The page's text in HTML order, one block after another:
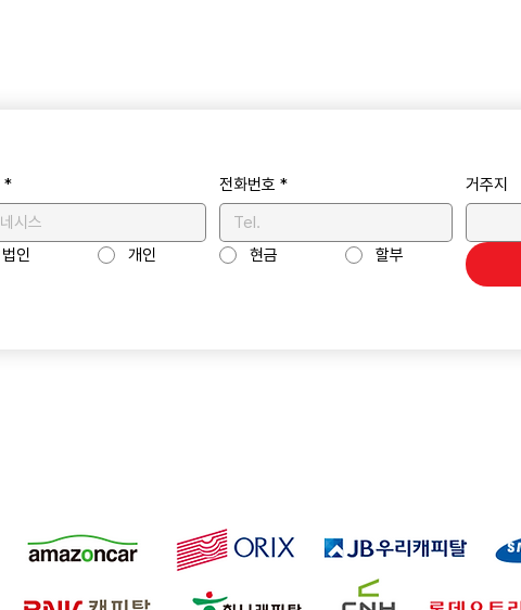
* 전화번호 * 거주지
법인 개인 현금 할부